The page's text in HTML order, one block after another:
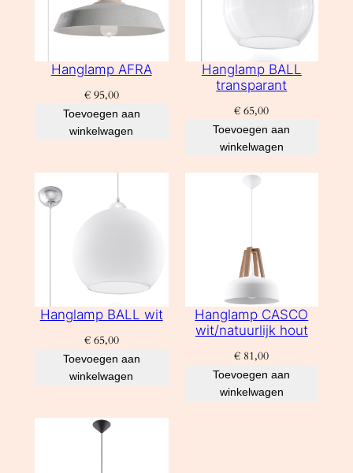
0
Hanglamp AFRA
€95,00
Toevoegen aan
winkelwagen
Hanglamp BALL
transparant
€ 65,00
Toevoegen aan
winkelwagen
Hanglamp BALL wit
€65,00
Toevoegen aan
winkelwagen
Hanglamp CASCO
wit/natuurlijk hout
€ 81,00
Toevoegen aan
winkelwagen